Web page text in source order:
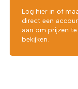
Log hier in of
direct een
aan om prijzen te
bekijken.